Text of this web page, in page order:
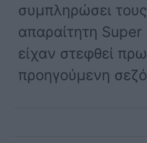
συμπληρώσει
απαραίτητη
είχαν στεφθεί
προηγούμενη